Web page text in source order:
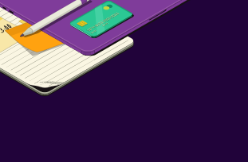
i gemensamma utrymmen
utanför boendet
runt